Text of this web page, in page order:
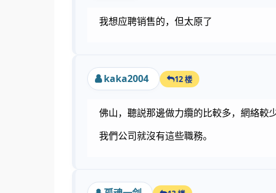
我想应聘销售的，但太原了
kaka2004 12 楼
佛山，聽説那邊做力纜的比較多，網絡較
我們公司就沒有這些職務。